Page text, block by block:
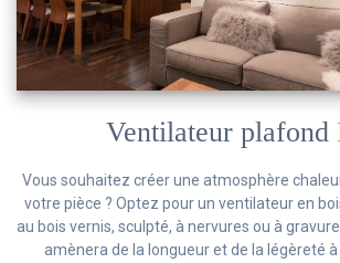
Ventilateur plafond
Vous souhaitez créer une atmosphère
votre pièce ? Optez pour un ventilateur en
au bois vernis, sculpté, à nervures ou à
amènera de la longueur et de la légèreté à